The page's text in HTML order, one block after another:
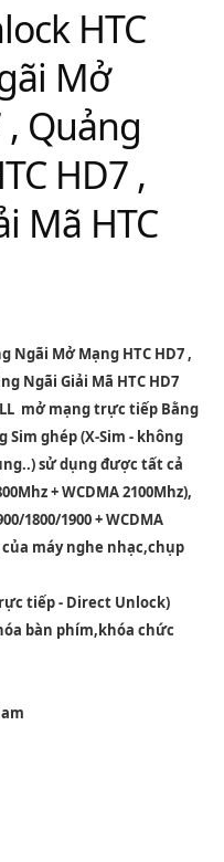
HTC
Mở
, Quảng
HD7 ,
Mã HTC
Ngãi Mở Mạng HTC HD7,
Ngãi Giải Mã HTC HD7
mở mạng trực tiếp Bằng
ghép (X-Sim - không
sử dụng được tất cả
+ WCDMA 2100Mhz),
1800/1900 + WCDMA
máy nghe nhạc,chụp
tiếp - Direct Unlock)
bàn phím,khóa chức